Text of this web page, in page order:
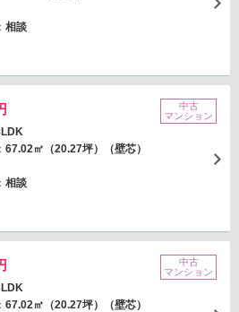
相談
67.02㎡（20.27坪）（壁芯）
相談
中古
マンション
67.02㎡（20.27坪）（壁芯）
中古
マンション